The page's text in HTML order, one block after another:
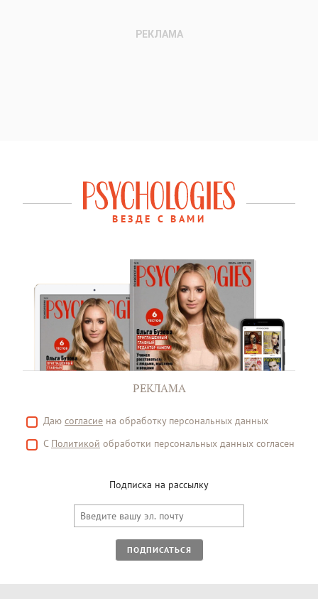
ВЕЗДЕ С ВАМИ
РЕКЛАМА
Даю согласие на обработку персональных данных
С Политикой обработки персональных данных согласен
Подписка на рассылку
ПОДПИСАТЬСЯ